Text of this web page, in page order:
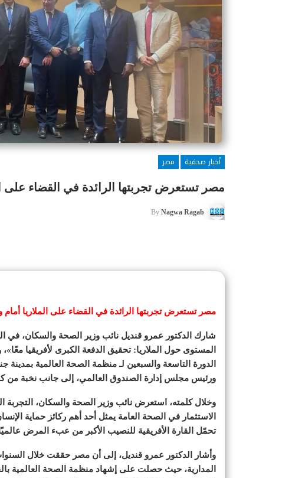
أخبار صحفية
مصر
مصر تستعرض تجربتها الرائدة في القضاء على
By Nagwa Ragab
مصر تستعرض تجربتها الرائدة في القضاء على الملاريا أمام
شارك الدكتور عمرو قنديل نائب وزير الصحة والسكان، في
المستوى حول الملاريا: تحقيق الدفعة الكبرى لأفريقيا
الدورة التاسعة والسبعين لـ منظمة الصحة العالمية
ورئيس مجلس إدارة الصندوق العالمي، إلى جانب نخبة من
وخلال كلمته، استعرض نائب وزير الصحة والسكان، التجربة
الاستثمار في الصحة العامة يمثل أحد أهم ركائز حماية
تحمّل القارة الأفريقية للنصيب الأكبر من عبء المرض
وأشار الدكتور عمرو قنديل، إلى أن مصر حققت خلال